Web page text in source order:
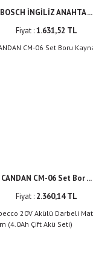
BOSCH İNGİLİZ ANAHTA ...
Fiyat :1.631,52 TL
CANDAN CM-06 Set Bor ...
Fiyat : 2.360,14 TL